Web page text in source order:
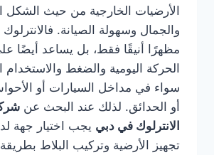
الأرضيات الخارجية من حيث الشكل
والجمال وسهولة الصيانة. فالانترلوك
مظهرًا أنيقًا فقط، بل يساعد أيضًا
الحركة اليومية والضغط والاستخدام
سواء في مداخل السيارات أو
أو الحدائق. لذلك عند البحث عن
الانترلوك في دبي يجب اختيار جهة
تجهيز الأرضية وتركيب البلاط